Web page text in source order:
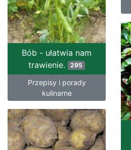
Bób - ułatwia nam
trawienie. 295
Przepisy i porady
kulinarne